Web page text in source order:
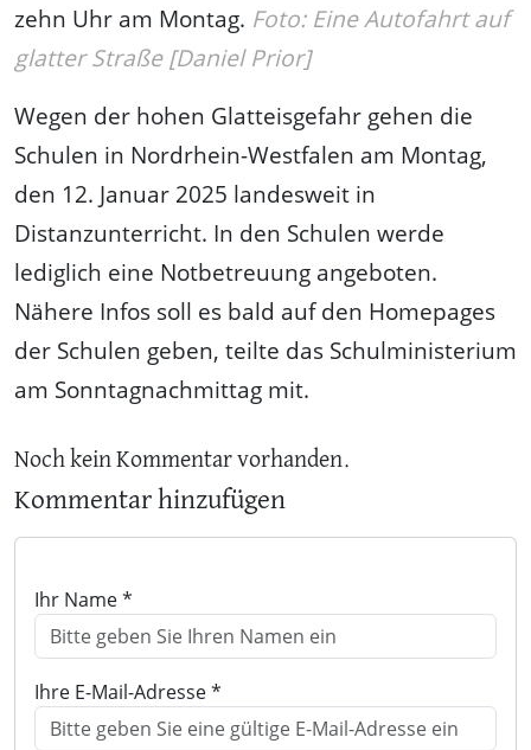
zehn Uhr am Montag. Foto: Eine Autofahrt auf
glatter Straße [Daniel Prior]
Wegen der hohen Glatteisgefahr gehen die
Schulen in Nordrhein-Westfalen am Montag,
den 12. Januar 2025 landesweit in
Distanzunterricht. In den Schulen werde
lediglich eine Notbetreuung angeboten.
Nähere Infos soll es bald auf den Homepages
der Schulen geben, teilte das Schulministerium
am Sonntagnachmittag mit.
Noch kein Kommentar vorhanden.
Kommentar hinzufügen
Ihr Name *
Ihre E-Mail-Adresse *